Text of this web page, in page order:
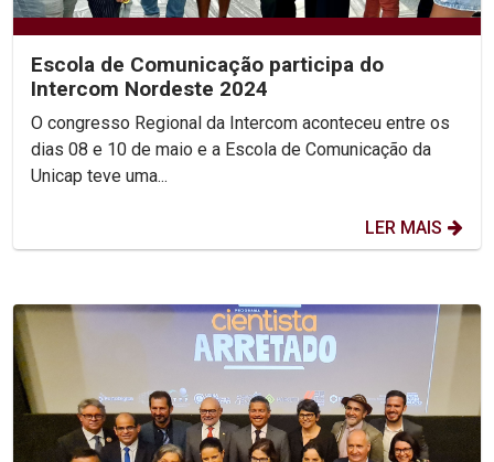
Escola de Comunicação participa do
Intercom Nordeste 2024
O congresso Regional da Intercom aconteceu entre os
dias 08 e 10 de maio e a Escola de Comunicação da
Unicap teve uma...
LER MAIS